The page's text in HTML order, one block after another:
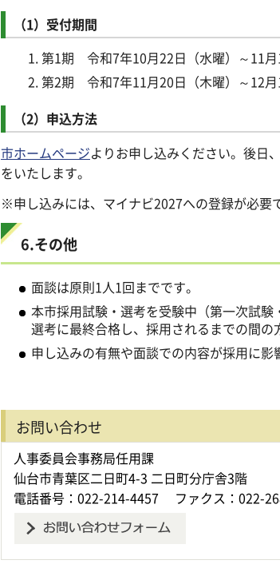
（1）受付期間
第1期 令和7年10月22日（水曜）～11月
第2期 令和7年11月20日（木曜）～12月
（2）申込方法
市ホームページよりお申し込みください。後日
をいたします。
※申し込みには、マイナビ2027への登録が必要
6.その他
面談は原則1人1回までです。
本市採用試験・選考を受験中（第一次試
選考に最終合格し、採用されるまでの間の
申し込みの有無や面談での内容が採用に影
お問い合わせ
人事委員会事務局任用課
仙台市青葉区二日町4-3 二日町分庁舎3階
電話番号：022-214-4457
ファクス：022-